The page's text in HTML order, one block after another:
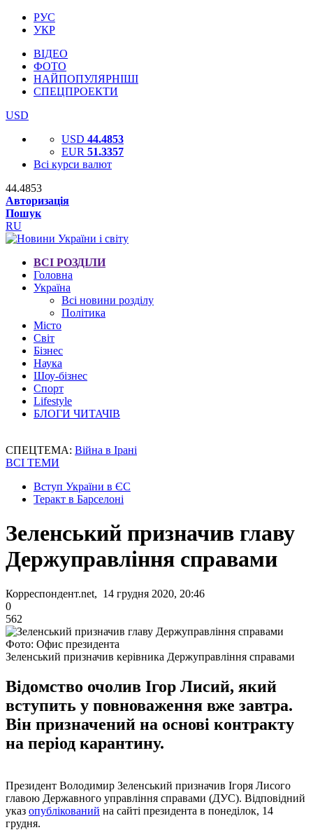
РУС
УКР
ВІДЕО
ФОТО
НАЙПОПУЛЯРНІШІ
СПЕЦПРОЕКТИ
USD
USD 44.4853
EUR 51.3357
Всі курси валют
44.4853
Авторизація
Пошук
RU
ВСІ РОЗДІЛИ
Головна
Україна
Всі новини розділу
Політика
Місто
Світ
Бізнес
Наука
Шоу-бізнес
Спорт
Lifestyle
БЛОГИ ЧИТАЧІВ
СПЕЦТЕМА: Війна в Ірані
ВСІ ТЕМИ
Вступ України в ЄС
Теракт в Барселоні
Зеленський призначив главу
Держуправління справами
Корреспондент.net, 14 грудня 2020, 20:46
0
562
Фото: Офис президента
Зеленський призначив керівника Держуправління справами
Відомство очолив Ігор Лисий, який
вступить у повноваження вже завтра.
Він призначений на основі контракту
на період карантину.
Президент Володимир Зеленський призначив Ігоря Лисого
главою Державного управління справами (ДУС). Відповідний
указ опублікований на сайті президента в понеділок, 14
грудня.